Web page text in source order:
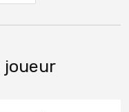
joueur